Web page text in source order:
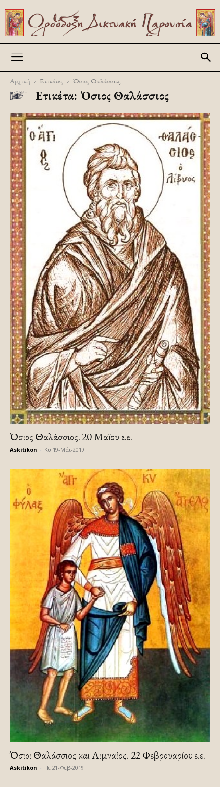
Αρχική Ετικέτες Όσιος Θαλάσσιος
Ετικέτα: Όσιος Θαλάσσιος
Όσιος Θαλάσσιος. 20 Μαϊου ε.ε.
Askitikon Κυ 19-Μάι-2019
Όσιοι Θαλάσσιος και Λιμναίος. 22 Φεβρουαρίου ε.ε.
Askitikon Πε 21-Φεβ-2019